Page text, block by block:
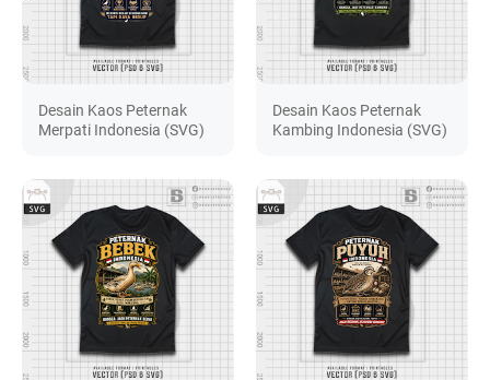
Desain Kaos Peternak
Merpati Indonesia (SVG)
Desain Kaos Peternak
Kambing Indonesia (SVG)